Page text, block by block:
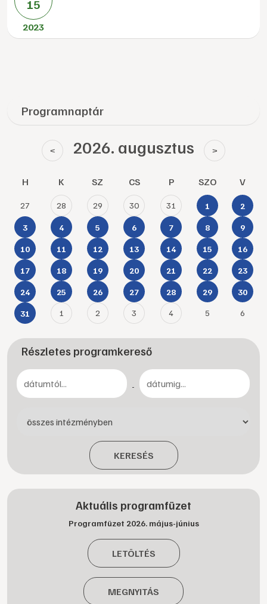
15
2023
Programnaptár
< 2026. augusztus >
H K SZ CS P SZO V
27 28 29 30 31 1 2
3 4 5 6 7 8 9
10 11 12 13 14 15 16
17 18 19 20 21 22 23
24 25 26 27 28 29 30
31 1 2 3 4 5 6
Részletes programkereső
-
KERESÉS
Aktuális programfüzet
Programfüzet 2026. május-június
LETÖLTÉS
MEGNYITÁS